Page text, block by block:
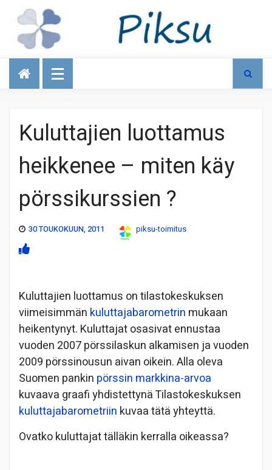
Talous
Kuluttajien luottamus
heikkenee – miten käy
pörssikurssien ?
30 TOUKOKUUN, 2011 piksu-toimitus
Kuluttajien luottamus on tilastokeskuksen
viimeisimmän kuluttajabarometrin mukaan
heikentynyt. Kuluttajat osasivat ennustaa
vuoden 2007 pörssilaskun alkamisen ja vuoden
2009 pörssinousun aivan oikein. Alla oleva
Suomen pankin pörssin markkina-arvoa
kuvaava graafi yhdistettynä Tilastokeskuksen
kuluttajabarometriin kuvaa tätä yhteyttä.
Ovatko kuluttajat tälläkin kerralla oikeassa?